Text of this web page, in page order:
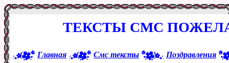
ТЕКСТЫ СМС
Главная Смс тексты Поздравления